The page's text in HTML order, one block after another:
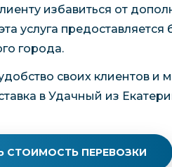
избавиться от
услуга предоставляется
города.
своих клиентов и
в Удачный из
СТОИМОСТЬ ПЕРЕВОЗКИ